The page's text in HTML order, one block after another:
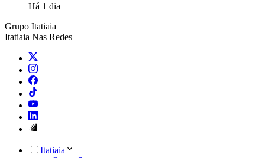
Há 1 dia
Grupo Itatiaia
Itatiaia Nas Redes
Itatiaia